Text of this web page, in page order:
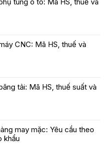
CNC: Mã HS, thuế và
tải: Mã HS, thuế suất và
may mặc: Yêu cầu theo
khẩu